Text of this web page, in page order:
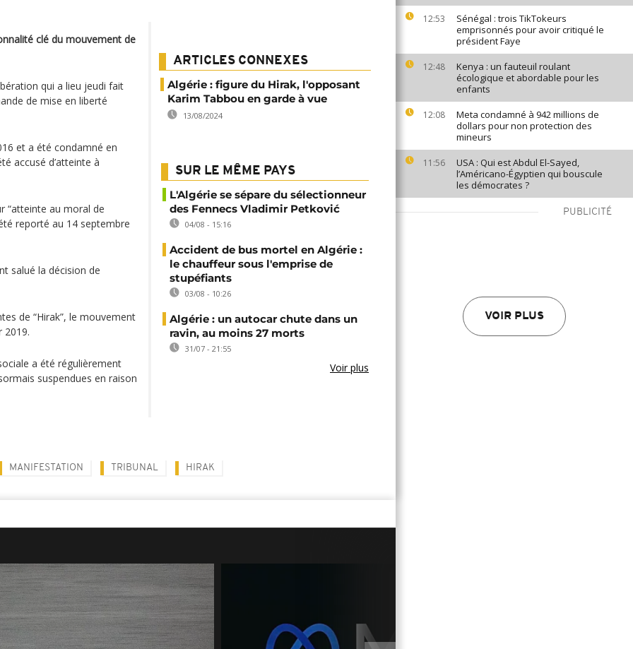
12:53
Sénégal : trois TikTokeurs
emprisonnés pour avoir critiqué le
président Faye
12:48
Kenya : un fauteuil roulant
écologique et abordable pour les
enfants
12:08
Meta condamné à 942 millions de
dollars pour non protection des
mineurs
11:56
USA : Qui est Abdul El-Sayed,
l’Américano-Égyptien qui bouscule
les démocrates ?
PUBLICITÉ
VOIR PLUS
clé du mouvement de
qui a lieu jeudi fait
de mise en liberté
et a été condamné en
accusé d’atteinte à
“atteinte au moral de
reporté au 14 septembre
salué la décision de
de “Hirak”, le mouvement
2019.
a été régulièrement
suspendues en raison
ARTICLES CONNEXES
Algérie : figure du Hirak, l'opposant
Karim Tabbou en garde à vue
13/08/2024
SUR LE MÊME PAYS
L'Algérie se sépare du sélectionneur
des Fennecs Vladimir Petković
04/08 - 15:16
Accident de bus mortel en Algérie :
le chauffeur sous l'emprise de
stupéfiants
03/08 - 10:26
Algérie : un autocar chute dans un
ravin, au moins 27 morts
31/07 - 21:55
Voir plus
MANIFESTATION TRIBUNAL HIRAK